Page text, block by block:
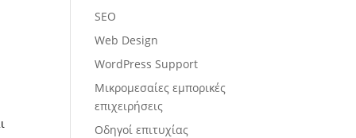
SEO
Web Design
WordPress Support
Μικρομεσαίες εμπορικές
επιχειρήσεις
Οδηγοί επιτυχίας